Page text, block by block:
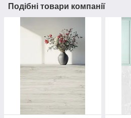
Подібні товари компанії